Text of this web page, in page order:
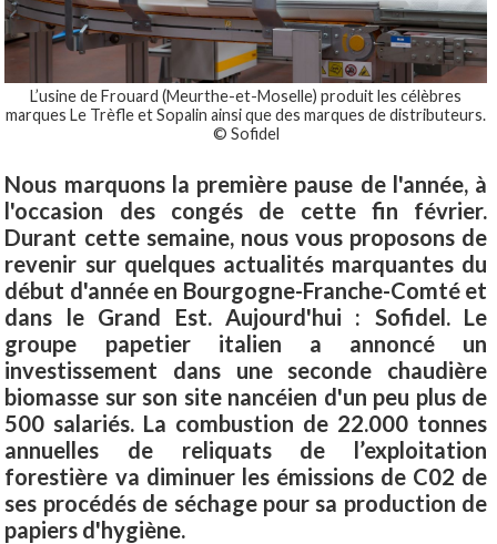
L’usine de Frouard (Meurthe-et-Moselle) produit les célèbres
marques Le Trèfle et Sopalin ainsi que des marques de distributeurs.
© Sofidel
Nous marquons la première pause de l'année, à
l'occasion des congés de cette fin février.
Durant cette semaine, nous vous proposons de
revenir sur quelques actualités marquantes du
début d'année en Bourgogne-Franche-Comté et
dans le Grand Est. Aujourd'hui : Sofidel. Le
groupe papetier italien a annoncé un
investissement dans une seconde chaudière
biomasse sur son site nancéien d'un peu plus de
500 salariés. La combustion de 22.000 tonnes
annuelles de reliquats de l’exploitation
forestière va diminuer les émissions de C02 de
ses procédés de séchage pour sa production de
papiers d'hygiène.